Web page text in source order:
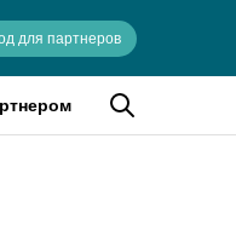
для партнеров